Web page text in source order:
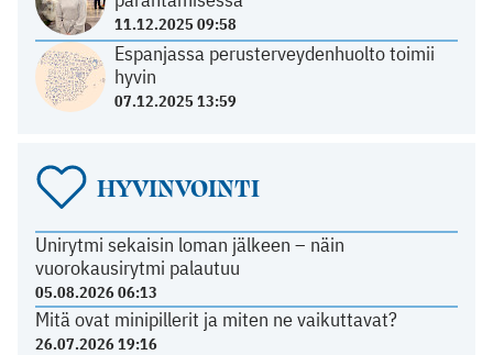
11.12.2025 09:58
Espanjassa perusterveydenhuolto toimii
hyvin
07.12.2025 13:59
HYVINVOINTI
Unirytmi sekaisin loman jälkeen – näin
vuorokausirytmi palautuu
05.08.2026 06:13
Mitä ovat minipillerit ja miten ne vaikuttavat?
26.07.2026 19:16